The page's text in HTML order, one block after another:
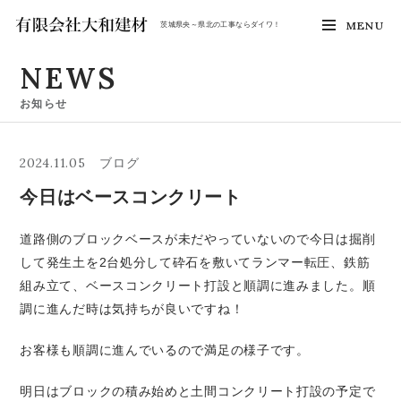
茨城県央～県北の工事ならダイワ！ MENU
NEWS
お知らせ
2024.11.05 ブログ
今日はベースコンクリート
道路側のブロックベースが未だやっていないので今日は掘削
して発生土を2台処分して砕石を敷いてランマー転圧、鉄筋
組み立て、ベースコンクリート打設と順調に進みました。順
調に進んだ時は気持ちが良いですね！
お客様も順調に進んでいるので満足の様子です。
明日はブロックの積み始めと土間コンクリート打設の予定で